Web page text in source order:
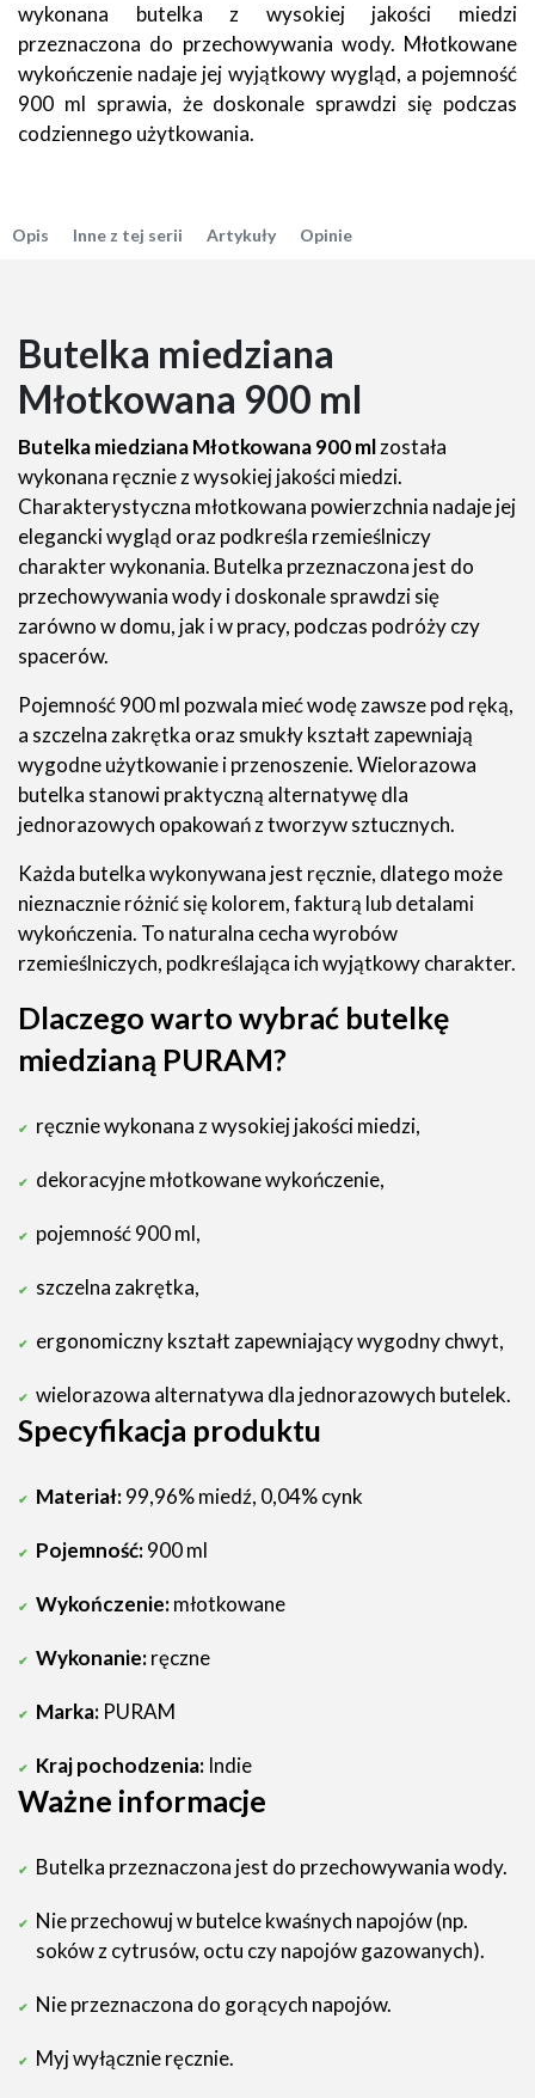
wykonana butelka z wysokiej jakości miedzi
przeznaczona do przechowywania wody. Młotkowane
wykończenie nadaje jej wyjątkowy wygląd, a pojemność
900 ml sprawia, że doskonale sprawdzi się podczas
codziennego użytkowania.
Opis Inne z tej serii Artykuły Opinie
Butelka miedziana
Młotkowana 900 ml
Butelka miedziana Młotkowana 900 mlzostała
wykonana ręcznie z wysokiej jakości miedzi.
Charakterystyczna młotkowana powierzchnia nadaje jej
elegancki wygląd oraz podkreśla rzemieślniczy
charakter wykonania. Butelka przeznaczona jest do
przechowywania wody i doskonale sprawdzi się
zarówno w domu, jak i w pracy, podczas podróży czy
spacerów.
Pojemność 900 ml pozwala mieć wodę zawsze pod ręką,
a szczelna zakrętka oraz smukły kształt zapewniają
wygodne użytkowanie i przenoszenie. Wielorazowa
butelka stanowi praktyczną alternatywę dla
jednorazowych opakowań z tworzyw sztucznych.
Każda butelka wykonywana jest ręcznie, dlatego może
nieznacznie różnić się kolorem, fakturą lub detalami
wykończenia. To naturalna cecha wyrobów
rzemieślniczych, podkreślająca ich wyjątkowy charakter.
Dlaczego warto wybrać butelkę
miedzianą PURAM?
ręcznie wykonana z wysokiej jakości miedzi,
dekoracyjne młotkowane wykończenie,
pojemność 900 ml,
szczelna zakrętka,
ergonomiczny kształt zapewniający wygodny chwyt,
wielorazowa alternatywa dla jednorazowych butelek.
Specyfikacja produktu
Materiał:99,96% miedź, 0,04% cynk
Pojemność:900 ml
Wykończenie:młotkowane
Wykonanie:ręczne
Marka: PURAM
Kraj pochodzenia: Indie
Ważne informacje
Butelka przeznaczona jest do przechowywania wody.
Nie przechowuj w butelce kwaśnych napojów (np.
soków z cytrusów, octu czy napojów gazowanych).
Nie przeznaczona do gorących napojów.
Myj wyłącznie ręcznie.